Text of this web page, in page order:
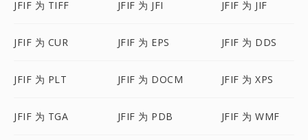
JFIF 为 TIFF JFIF 为 JFI JFIF 为 JIF
JFIF 为 CUR JFIF 为 EPS JFIF 为 DDS
JFIF 为 PLT JFIF 为 DOCM JFIF 为 XPS
JFIF 为 TGA JFIF 为 PDB JFIF 为 WMF